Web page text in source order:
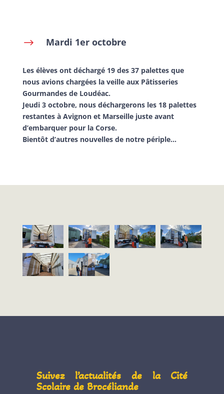
$ Mardi 1er octobre
Les élèves ont déchargé 19 des 37 palettes que
nous avions chargées la veille aux Pâtisseries
Gourmandes de Loudéac.
Jeudi 3 octobre, nous déchargerons les 18 palettes
restantes à Avignon et Marseille juste avant
d’embarquer pour la Corse.
Bientôt d’autres nouvelles de notre périple…
Suivez l’actualités de la Cité
Scolaire de Brocéliande